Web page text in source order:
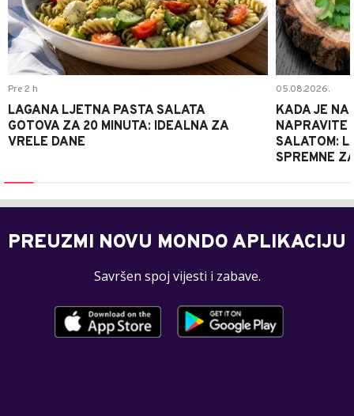
Pre 2 h
LAGANA LJETNA PASTA SALATA
GOTOVA ZA 20 MINUTA: IDEALNA ZA
VRELE DANE
05.08.2026.
KADA JE
NAPRAVITE
SALATOM:
SPREMNE
PREUZMI NOVU MONDO APLIKACIJU
Savršen spoj vijesti i zabave.